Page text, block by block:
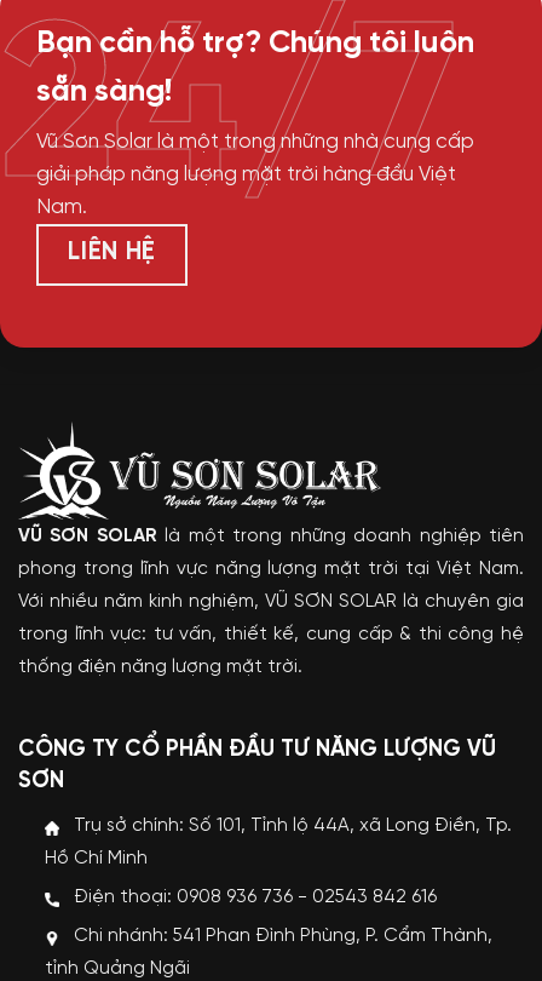
Bạn cần hỗ trợ? Chúng tôi luôn
sẵn sàng!
Vũ Sơn Solar là một trong những nhà cung cấp
giải pháp năng lượng mặt trời hàng đầu Việt
Nam.
LIÊN HỆ
24/7
VŨ SƠN SOLAR là một trong những doanh nghiệp tiên
phong trong lĩnh vực năng lượng mặt trời tại Việt Nam.
Với nhiều năm kinh nghiệm, VŨ SƠN SOLAR là chuyên gia
trong lĩnh vực: tư vấn, thiết kế, cung cấp & thi công hệ
thống điện năng lượng mặt trời.
CÔNG TY CỔ PHẦN ĐẦU TƯ NĂNG LƯỢNG VŨ
SƠN
Trụ sở chính: Số 101, Tỉnh lộ 44A, xã Long Điền, Tp.
Hồ Chí Minh
Điện thoại: 0908 936 736 - 02543 842 616
Chi nhánh: 541 Phan Đình Phùng, P. Cẩm Thành,
tỉnh Quảng Ngãi